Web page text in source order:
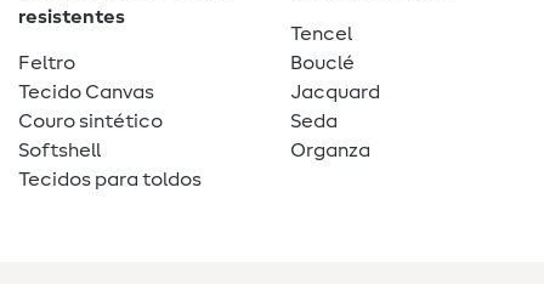
resistentes
Feltro
Tecido Canvas
Couro sintético
Softshell
Tecidos para toldos
Tencel
Bouclé
Jacquard
Seda
Organza